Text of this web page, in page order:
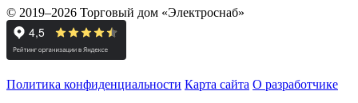
© 2019–2026 Торговый дом «Электроснаб»
Политика конфиденциальности Карта сайта О разработчике